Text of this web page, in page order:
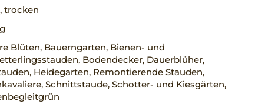
trocken
Blüten, Bauerngarten, Bienen- und
Bodendecker, Dauerblüher,
Heidegarten, Remontierende Stauden,
Schnittstaude, Schotter- und Kiesgärten,